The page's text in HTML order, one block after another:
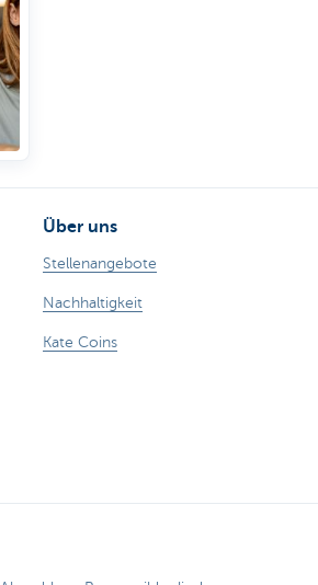
Über uns
Stellenangebote
Nachhaltigkeit
Kate Coins